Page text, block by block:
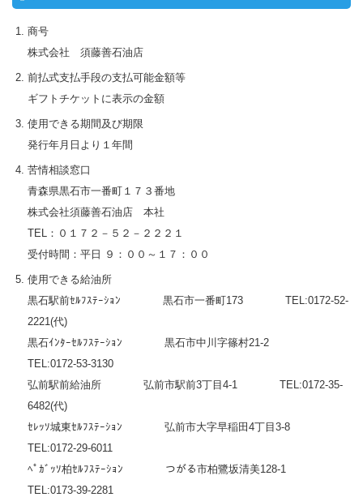
商号
株式会社 須藤善石油店
前払式支払手段の支払可能金額等
ギフトチケットに表示の金額
使用できる期間及び期限
発行年月日より１年間
苦情相談窓口
青森県黒石市一番町１７３番地
株式会社須藤善石油店 本社
TEL：０１７２－５２－２２２１
受付時間：平日 ９：００～１７：００
使用できる給油所
黒石駅前ｾﾙﾌｽﾃｰｼｮﾝ 黒石市一番町173 TEL:0172-52-
2221(代)
黒石ｲﾝﾀｰｾﾙﾌｽﾃｰｼｮﾝ 黒石市中川字篠村21-2
TEL:0172-53-3130
弘前駅前給油所 弘前市駅前3丁目4-1 TEL:0172-35-
6482(代)
ｾﾚｯｿ城東ｾﾙﾌｽﾃｰｼｮﾝ 弘前市大字早稲田4丁目3-8
TEL:0172-29-6011
ﾍﾟｶﾞｯｿ柏ｾﾙﾌｽﾃｰｼｮﾝ つがる市柏鷺坂清美128-1
TEL:0173-39-2281